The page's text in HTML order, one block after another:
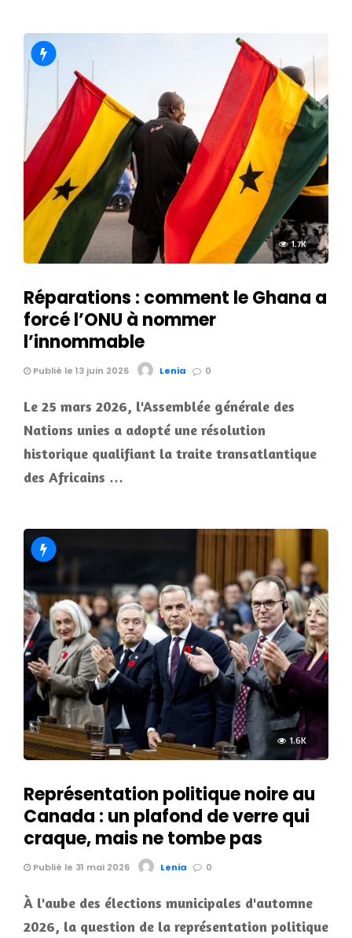
1.7K
Réparations : comment le Ghana a
forcé l’ONU à nommer
l’innommable
Publié le 13 juin 2026 Lenia 0
Le 25 mars 2026, l'Assemblée générale des
Nations unies a adopté une résolution
historique qualifiant la traite transatlantique
des Africains …
1.6K
Représentation politique noire au
Canada : un plafond de verre qui
craque, mais ne tombe pas
Publié le 31 mai 2026 Lenia 0
À l'aube des élections municipales d'automne
2026, la question de la représentation politique